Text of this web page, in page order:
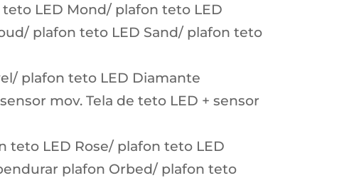
LED Mond/ plafon teto LED
plafon teto LED Sand/ plafon teto
plafon teto LED Diamante
mov. Tela de teto LED + sensor
teto LED Rose/ plafon teto LED
plafon Orbed/ plafon teto